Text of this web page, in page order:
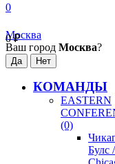
0
0₽
Москва
Ваш город Москва?
КОМАНДЫ
EASTERN
(0)
Булс /